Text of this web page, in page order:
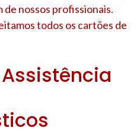
de nossos profissionais.
todos os cartões de